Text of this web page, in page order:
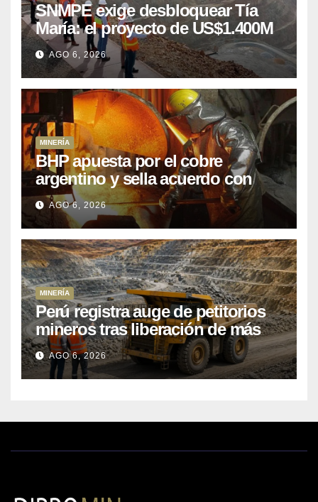
SNMPE exige desbloquear Tía
María: el proyecto de US$1.400M
que Perú lleva 15 años
posponiendo
AGO 6, 2026
MINERÍA
BHP apuesta por el cobre
argentino y sella acuerdo con
Kobrea para siete proyecto
AGO 6, 2026
MINERÍA
Perú registra auge de petitorios
mineros tras liberación de más
de mil concesiones para explorar
cobre y oro
AGO 6, 2026